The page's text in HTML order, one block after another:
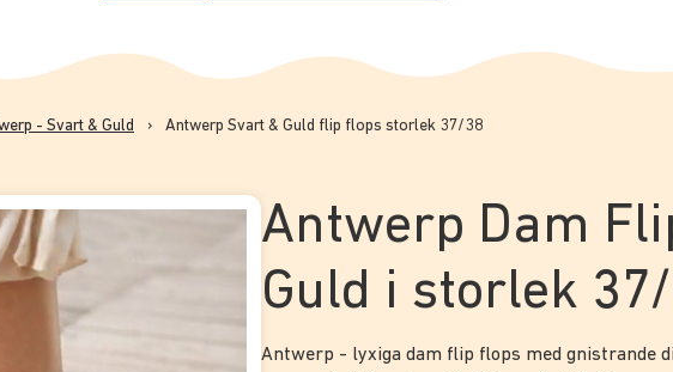
- Svart & Guld › Antwerp Svart & Guld flip flops storlek 37/38
Antwerp Dam
Guld i storlek
Antwerp - lyxiga dam flip flops med gnistrande